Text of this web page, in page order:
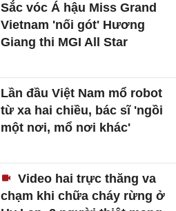
Sắc vóc Á hậu Miss Grand
Vietnam 'nối gót' Hương
Giang thi MGI All Star
Lần đầu Việt Nam mổ robot
từ xa hai chiều, bác sĩ 'ngồi
một nơi, mổ nơi khác'
Video hai trực thăng va
chạm khi chữa cháy rừng ở